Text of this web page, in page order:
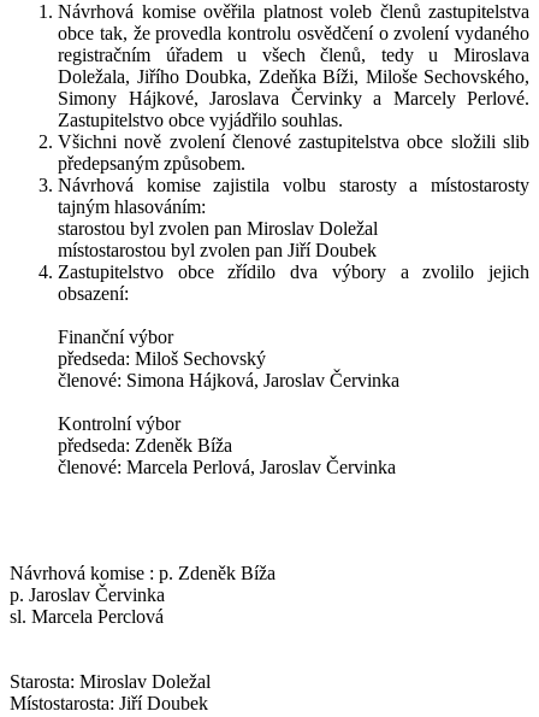
Návrhová komise ověřila platnost voleb členů zastupitelstva
obce tak, že provedla kontrolu osvědčení o zvolení vydaného
registračním úřadem u všech členů, tedy u Miroslava
Doležala, Jiřího Doubka, Zdeňka Bíži, Miloše Sechovského,
Simony Hájkové, Jaroslava Červinky a Marcely Perlové.
Zastupitelstvo obce vyjádřilo souhlas.
Všichni nově zvolení členové zastupitelstva obce složili slib
předepsaným způsobem.
Návrhová komise zajistila volbu starosty a místostarosty
tajným hlasováním:
starostou byl zvolen pan Miroslav Doležal
místostarostou byl zvolen pan Jiří Doubek
Zastupitelstvo obce zřídilo dva výbory a zvolilo jejich
obsazení:
Finanční výbor
předseda: Miloš Sechovský
členové: Simona Hájková, Jaroslav Červinka
Kontrolní výbor
předseda: Zdeněk Bíža
členové: Marcela Perlová, Jaroslav Červinka
Návrhová komise : p. Zdeněk Bíža
p. Jaroslav Červinka
sl. Marcela Perclová
Starosta: Miroslav Doležal
Místostarosta: Jiří Doubek